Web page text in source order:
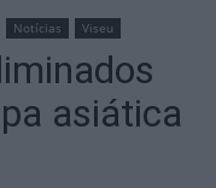
Notícias Viseu
asiática